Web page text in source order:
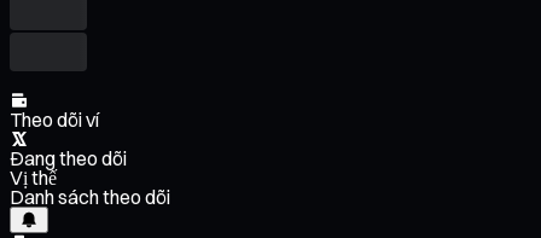
Theo dõi ví
Đang theo dõi
Vị thế
Danh sách theo dõi